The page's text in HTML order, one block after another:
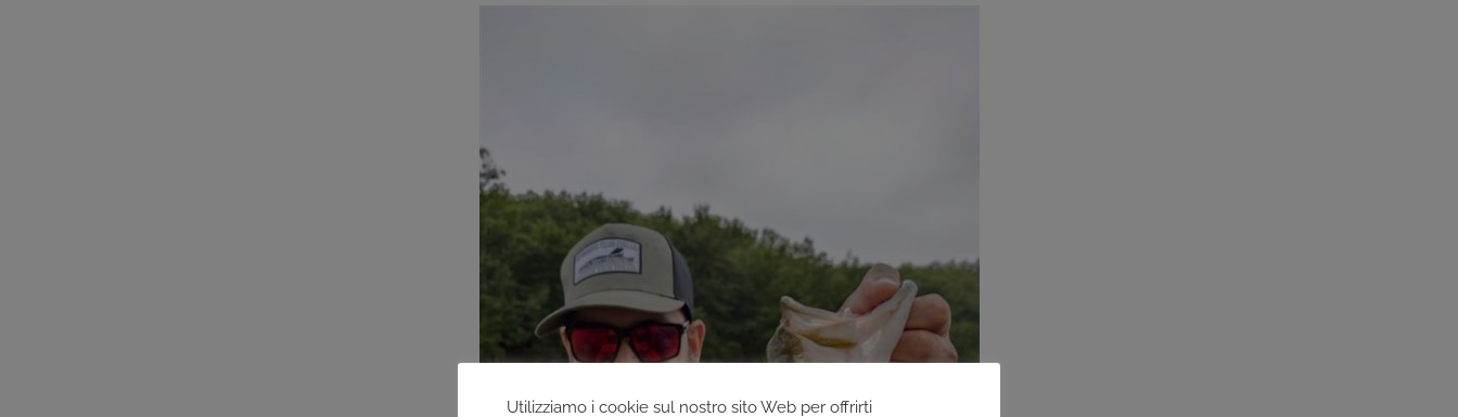
Utilizziamo i cookie sul nostro sito Web per offrirti